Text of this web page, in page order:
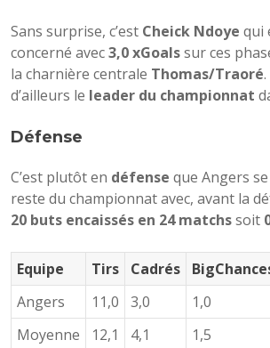
Sans surprise, c’est Cheick Ndoye qui
concerné avec3,0 xGoalssur ces
la charnière centrale Thomas/Traoré
d’ailleurs le leader du championnat
Défense
C’est plutôt en défense que Angers
reste du championnat avec, avant la
20 buts encaissés en 24 matchssoit
Equipe Tirs Cadrés
Angers
11,0 3,0 1,0
Moyenne
12,1 4,1 1,5